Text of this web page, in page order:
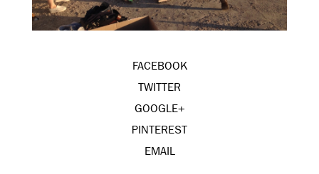
FACEBOOK
TWITTER
GOOGLE+
PINTEREST
EMAIL